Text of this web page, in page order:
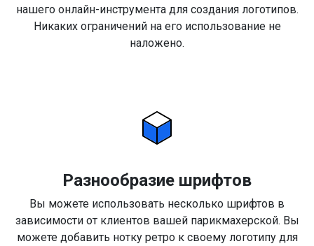
нашего онлайн-инструмента для создания логотипов.
Никаких ограничений на его использование не
наложено.
Разнообразие шрифтов
Вы можете использовать несколько шрифтов в
зависимости от клиентов вашей парикмахерской. Вы
можете добавить нотку ретро к своему логотипу для